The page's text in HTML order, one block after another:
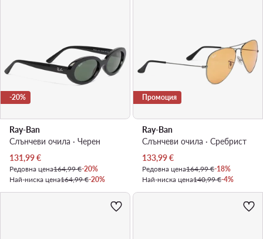
-20%
Ray-Ban
Слънчеви очила · Черен
Актуална цена
131,99€
Редовна цена164,99 €-20%
Най-ниска цена164,99 €-20%
Промоция
Ray-Ban
Слънчеви очила · Сребрист
Актуална цена
133,99€
Редовна цена164,99 €-18%
Най-ниска цена140,99 €-4%